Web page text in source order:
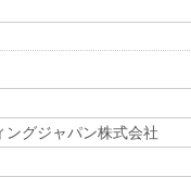
ングジャパン株式会社